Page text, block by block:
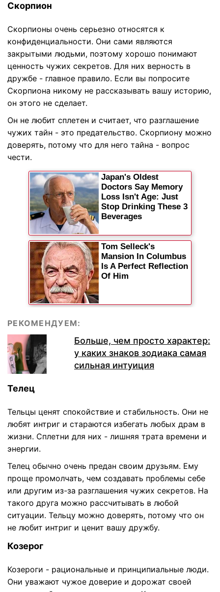
Скорпион
Скорпионы очень серьезно относятся к
конфиденциальности. Они сами являются
закрытыми людьми, поэтому хорошо понимают
ценность чужих секретов. Для них верность в
дружбе - главное правило. Если вы попросите
Скорпиона никому не рассказывать вашу историю,
он этого не сделает.
Он не любит сплетен и считает, что разглашение
чужих тайн - это предательство. Скорпиону можно
доверять, потому что для него тайна - вопрос
чести.
РЕКОМЕНДУЕМ:
Больше, чем просто характер:
у каких знаков зодиака самая
сильная интуиция
Телец
Тельцы ценят спокойствие и стабильность. Они не
любят интриг и стараются избегать любых драм в
жизни. Сплетни для них - лишняя трата времени и
энергии.
Телец обычно очень предан своим друзьям. Ему
проще промолчать, чем создавать проблемы себе
или другим из-за разглашения чужих секретов. На
такого друга можно рассчитывать в любой
ситуации. Тельцу можно доверять, потому что он
не любит интриг и ценит вашу дружбу.
Козерог
Козероги - рациональные и принципиальные люди.
Они уважают чужое доверие и дорожат своей